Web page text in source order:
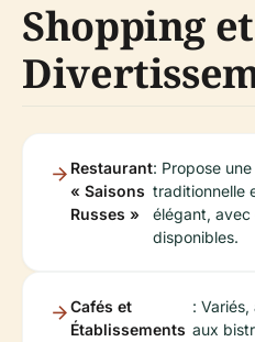
Shopping et
Restaurant
« Saisons
Russes »
: Propose
traditionnelle
élégant, avec
disponibles.
Cafés et
Établissements
:
aux